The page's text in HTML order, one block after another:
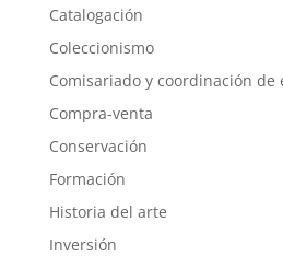
Catalogación
Coleccionismo
Comisariado y coordinación de
Compra-venta
Conservación
Formación
Historia del arte
Inversión